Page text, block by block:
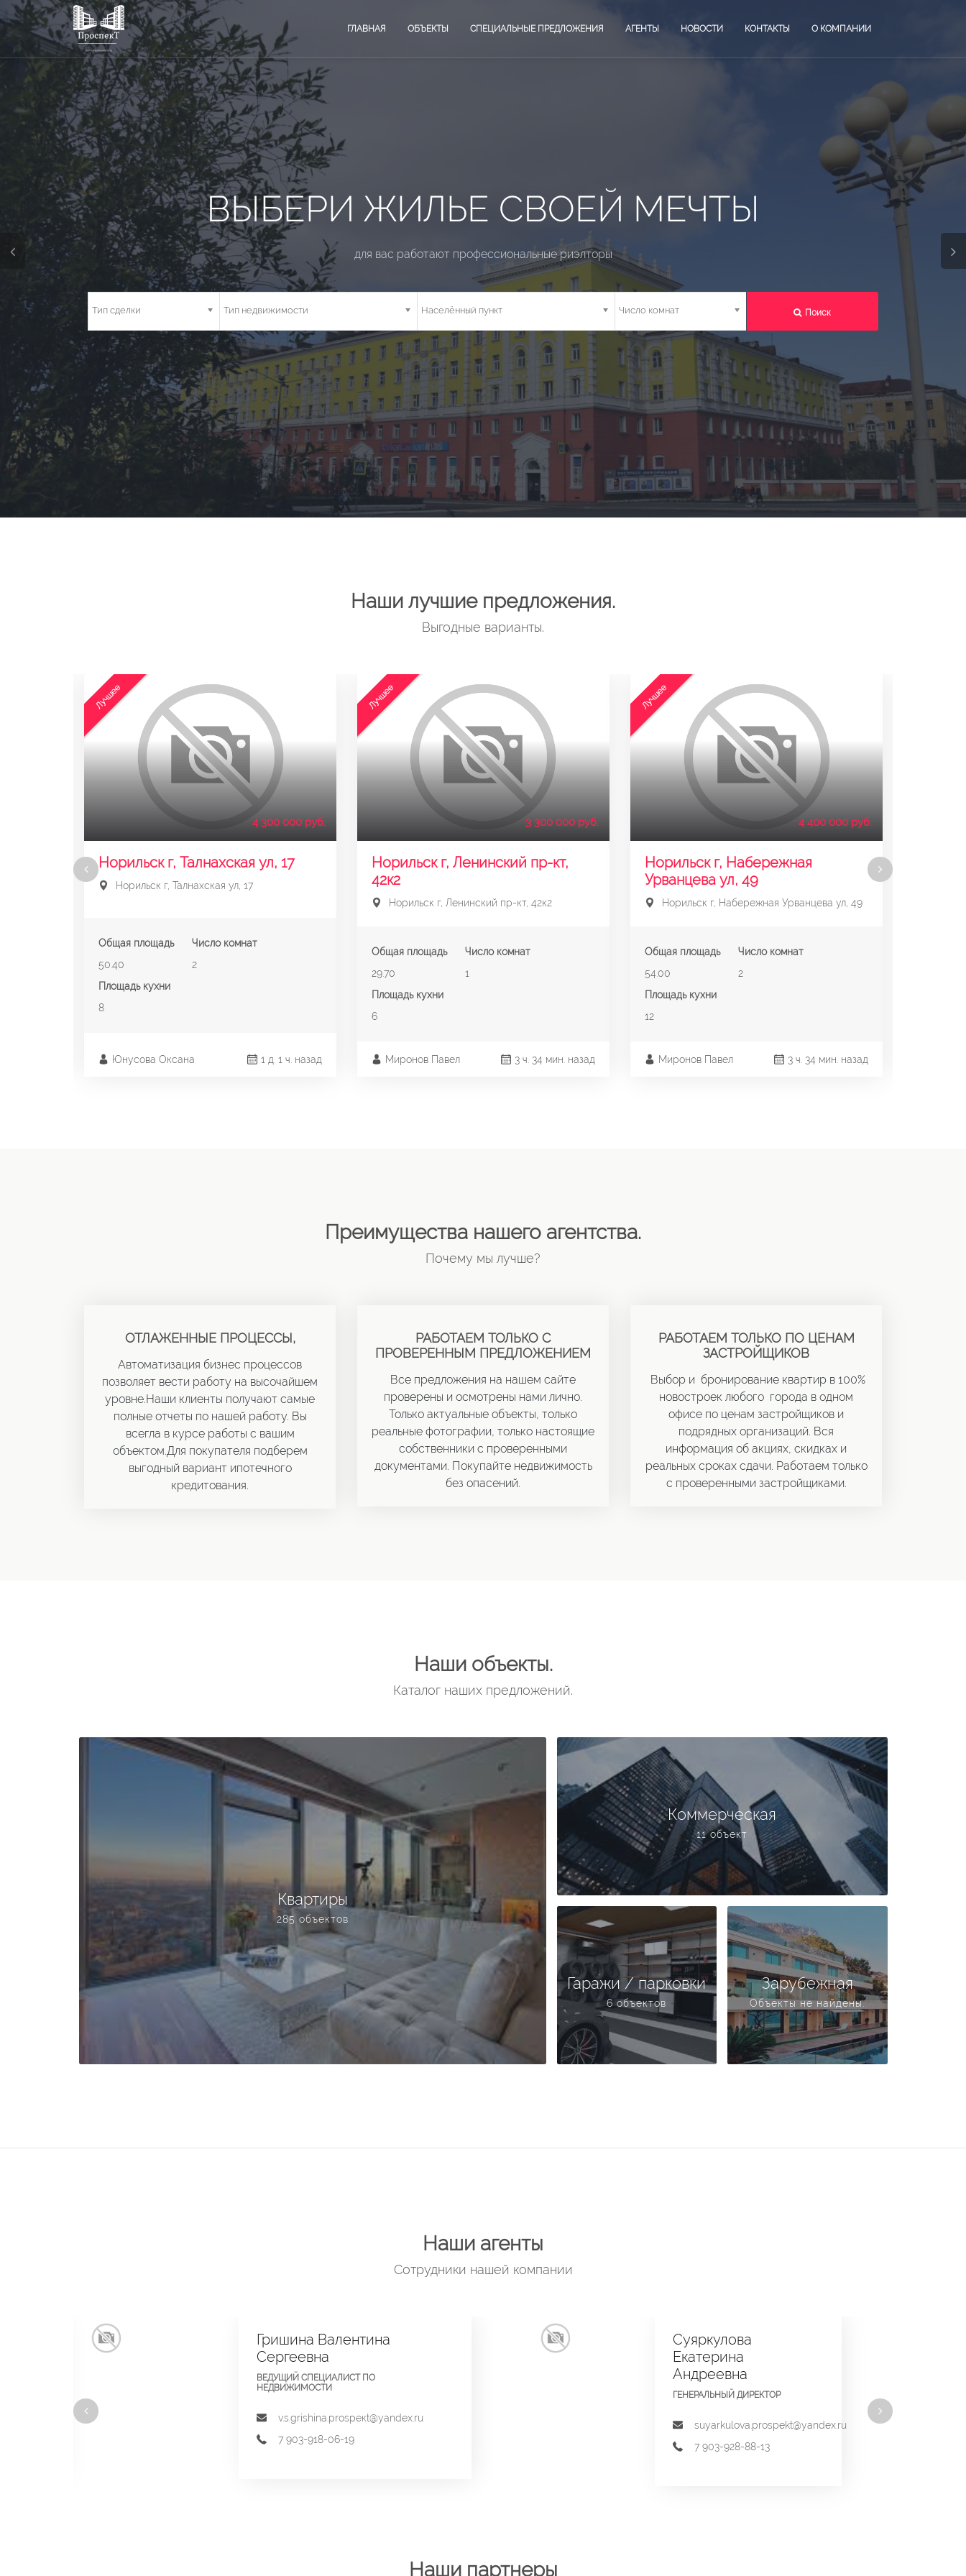
ГЛАВНАЯ ОБЪЕКТЫ СПЕЦИАЛЬНЫЕ ПРЕДЛОЖЕНИЯ АГЕНТЫ НОВОСТИ КОНТАКТЫ О КОМПАНИИ
ИПОТЕЧНОЕ КРЕДИТОВАНИЕ ОТ ВЕДУЩИХ
БАНКОВ
арктическая ипотека 2%, семейная ипотека,it ипотека
Тип сделки Тип недвижимости Населённый пункт Число комнат Поиск
Наши лучшие предложения.
Выгодные варианты.
Лучшее
4 300 000 руб.
Норильск г, Талнахская ул, 17
Норильск г, Талнахская ул, 17
Общая площадь
50.40
Число комнат
2
Площадь кухни
8
1 д. 1 ч. назад
Юнусова Оксана
Лучшее
3 300 000 руб.
Норильск г, Ленинский пр-кт,
42к2
Норильск г, Ленинский пр-кт, 42к2
Общая площадь
29.70
Число комнат
1
Площадь кухни
6
3 ч. 34 мин. назад
Миронов Павел
Лучшее
4 400 000 руб.
Норильск г, Набережная
Урванцева ул, 49
Норильск г, Набережная Урванцева ул, 49
Общая площадь
54.00
Число комнат
2
Площадь кухни
12
3 ч. 34 мин. назад
Миронов Павел
Преимущества нашего агентства.
Почему мы лучше?
ОТЛАЖЕННЫЕ ПРОЦЕССЫ,
Автоматизация бизнес процессов
позволяет вести работу на высочайшем
уровне.Наши клиенты получают самые
полные отчеты по нашей работу. Вы
всегла в курсе работы с вашим
объектом.Для покупателя подберем
выгодный вариант ипотечного
кредитования.
РАБОТАЕМ ТОЛЬКО С
ПРОВЕРЕННЫМ ПРЕДЛОЖЕНИЕМ
Все предложения на нашем сайте
проверены и осмотрены нами лично.
Только актуальные объекты, только
реальные фотографии, только настоящие
собственники с проверенными
документами. Покупайте недвижимость
без опасений.
РАБОТАЕМ ТОЛЬКО ПО ЦЕНАМ
ЗАСТРОЙЩИКОВ
Выбор и бронирование квартир в 100%
новостроек любого города в одном
офисе по ценам застройщиков и
подрядных организаций. Вся
информация об акциях, скидках и
реальных сроках сдачи. Работаем только
с проверенными застройщиками.
Наши объекты.
Каталог наших предложений.
Квартиры
285 объектов
Коммерческая
11 объект
Гаражи / парковки
6 объектов
Зарубежная
Объекты не найдены.
Наши агенты
Сотрудники нашей компании
Гришина Валентина
Сергеевна
ВЕДУЩИЙ СПЕЦИАЛИСТ ПО
НЕДВИЖИМОСТИ
v.s.grishina.prospeкt@yandex.ru
7 903-918-06-19
Суяркулова
Екатерина
Андреевна
ГЕНЕРАЛЬНЫЙ ДИРЕКТОР
suyarkulova.prospekt@yandex.ru
7 903-928-88-13
Наши партнеры